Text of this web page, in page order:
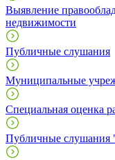
Выявление
недвижимости
Публичные слушания
Муниципальные
Специальная оценка
Публичные